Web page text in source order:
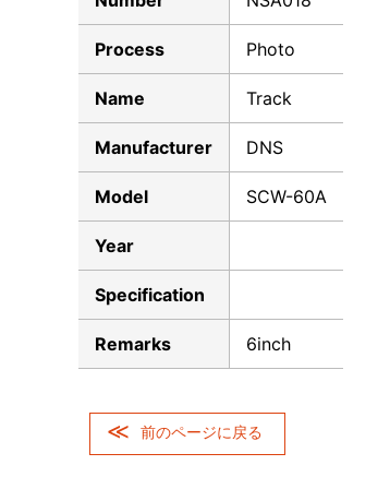
Process Photo
Name Track
Manufacturer DNS
Model SCW-60A
Year
Specification
Remarks 6inch
前のページに戻る